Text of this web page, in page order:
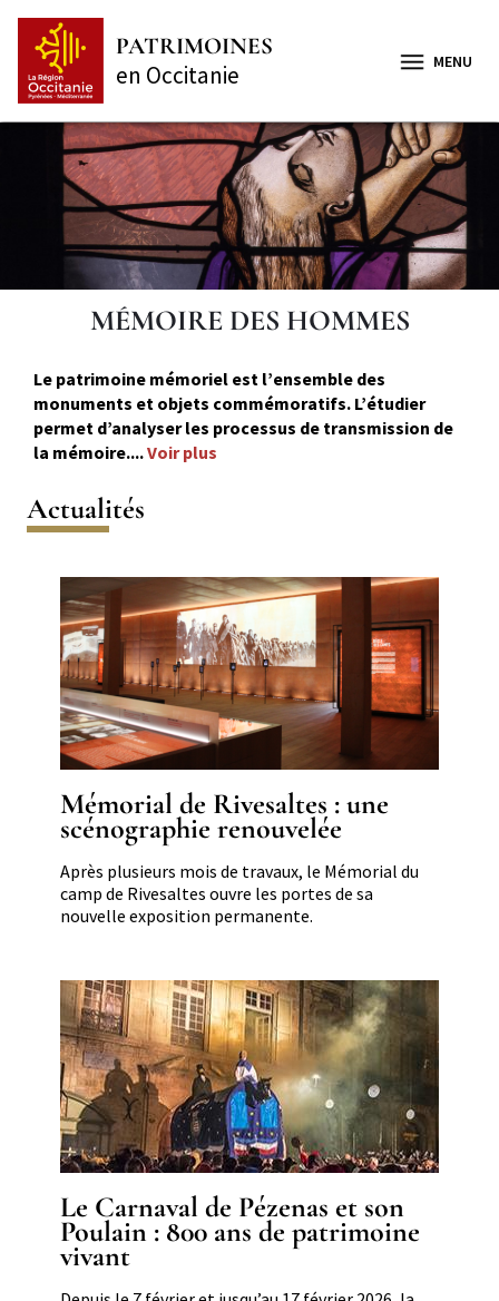
contenu
principal
PATRIMOINES
en Occitanie MENU
MÉMOIRE DES HOMMES
Le patrimoine mémoriel est l’ensemble des
monuments et objets commémoratifs. L’étudier
permet d’analyser les processus de transmission de
la mémoire....Voir plus
Actualités
Mémorial de Rivesaltes : une
scénographie renouvelée
Résumé
Après plusieurs mois de travaux, le Mémorial du
camp de Rivesaltes ouvre les portes de sa
nouvelle exposition permanente.
Image
Le Carnaval de Pézenas et son
Poulain : 800 ans de patrimoine
vivant